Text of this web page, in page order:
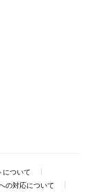
について
の対応について